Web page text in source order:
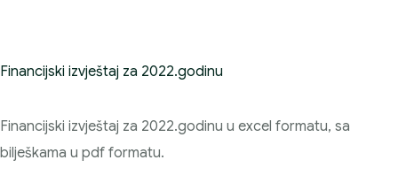
Financijski izvještaj za 2022.godinu
Financijski izvještaj za 2022.godinu u excel formatu, sa
bilješkama u pdf formatu.